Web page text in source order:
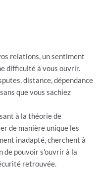
relations, un sentiment
difficulté à vous ouvrir.
distance, dépendance
que vous sachiez
à la théorie de
de manière unique les
inadapté, cherchent à
de pouvoir s'ouvrir à la
retrouvée.